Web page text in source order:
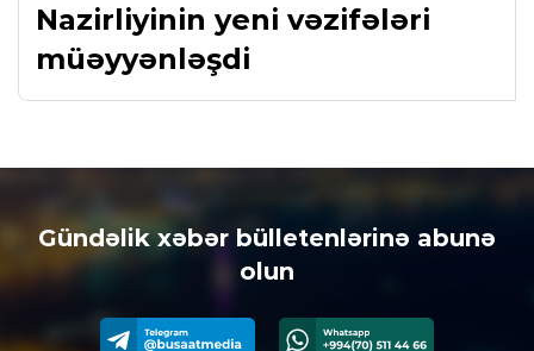
Nazirliyinin yeni vəzifələri
müəyyənləşdi
Gündəlik xəbər bülletenlərinə abunə
olun